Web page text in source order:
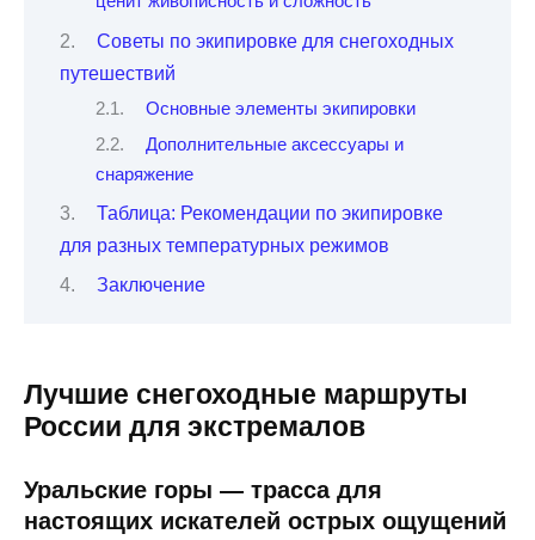
Советы по экипировке для снегоходных
путешествий
Основные элементы экипировки
Дополнительные аксессуары и
снаряжение
Таблица: Рекомендации по экипировке
для разных температурных режимов
Заключение
Лучшие снегоходные маршруты
России для экстремалов
Уральские горы — трасса для
настоящих искателей острых ощущений